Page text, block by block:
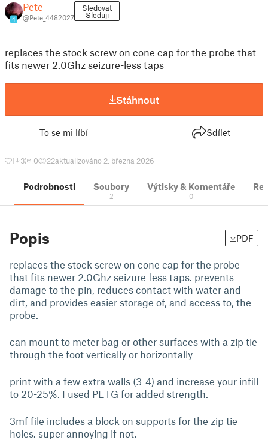
4
Pete
@Pete_4482027
Sledovat
Sleduji
replaces the stock screw on cone cap for the probe that
fits newer 2.0Ghz seizure-less taps
Stáhnout
To se mi líbí Sdílet
1 3 0 22aktualizováno 2. března 2026
Podrobnosti Soubory
2
Výtisky & Komentáře
0
Popis PDF
replaces the stock screw on cone cap for the probe
that fits newer 2.0Ghz seizure-less taps. prevents
damage to the pin, reduces contact with water and
dirt, and provides easier storage of, and access to, the
probe.
can mount to meter bag or other surfaces with a zip tie
through the foot vertically or horizontally
print with a few extra walls (3-4) and increase your infill
to 20-25%. I used PETG for added strength.
3mf file includes a block on supports for the zip tie
holes. super annoying if not.